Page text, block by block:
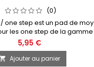
(0)
one step est un pad de
les one step de la gamme
avec des machines
50, 75 ou 125mm au choix.
5,95 €
Ajouter au panier